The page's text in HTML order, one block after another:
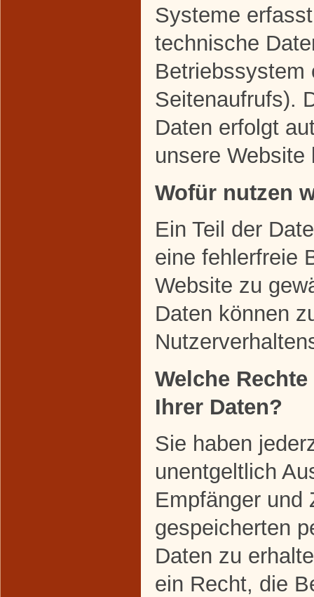
Systeme
technische
Betriebssystem
Seitenaufrufs).
Daten erfolgt
unsere Website
Wofür nutzen
Ein Teil der
eine fehlerfreie
Website zu
Daten können
Welche
Ihrer Daten?
Sie haben
unentgeltlich
Empfänger und
gespeicherten
Daten zu
ein Recht, die